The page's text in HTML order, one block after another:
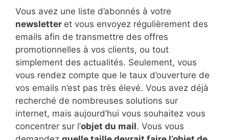
Vous avez une liste d’abonnés à votre
newsletter et vous envoyez régulièrement des
emails afin de transmettre des offres
promotionnelles à vos clients, ou tout
simplement des actualités. Seulement, vous
vous rendez compte que le taux d’ouverture de
vos emails n’est pas très élevé. Vous avez déjà
recherché de nombreuses solutions sur
internet, mais aujourd’hui vous souhaitez vous
concentrer sur l’objet du mail. Vous vous